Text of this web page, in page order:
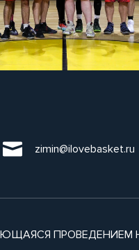
zimin@ilovebasket.ru
ПРОВЕДЕНИЕМ